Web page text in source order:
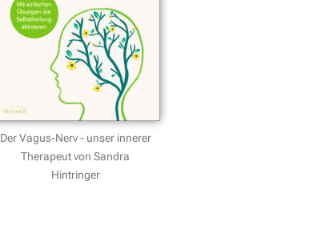
Der Vagus-Nerv - unser innerer
Therapeut von Sandra
Hintringer